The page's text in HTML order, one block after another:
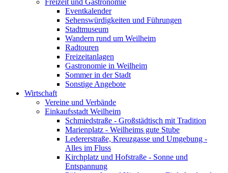
Eventkalender
Sehenswürdigkeiten und Führungen
Stadtmuseum
Wandern rund um Weilheim
Radtouren
Freizeitanlagen
Gastronomie in Weilheim
Sommer in der Stadt
Sonstige Angebote
Wirtschaft
Vereine und Verbände
Einkaufsstadt Weilheim
Schmiedstraße - Großstädtisch mit Tradition
Marienplatz - Weilheims gute Stube
Ledererstraße, Kreuzgasse und Umgebung -
Alles im Fluss
Kirchplatz und Hofstraße - Sonne und
Entspannung